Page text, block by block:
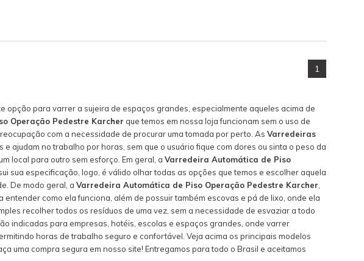
1
opção para varrer a sujeira de espaços grandes, especialmente aqueles acima de
Operação Pedestre Karcher que temos em nossa loja funcionam sem o uso de
com a necessidade de procurar uma tomada por perto. As Varredeiras
e ajudam no trabalho por horas, sem que o usuário fique com dores ou sinta o peso da
local para outro sem esforço. Em geral, a Varredeira Automática de Piso
sua especificação, logo, é válido olhar todas as opções que temos e escolher aquela
De modo geral, a Varredeira Automática de Piso Operação Pedestre Karcher,
como ela funciona, além de possuir também escovas e pá de lixo, onde ela
recolher todos os resíduos de uma vez, sem a necessidade de esvaziar a todo
indicadas para empresas, hotéis, escolas e espaços grandes, onde varrer
horas de trabalho seguro e confortável. Veja acima os principais modelos
uma compra segura em nosso site! Entregamos para todo o Brasil e aceitamos